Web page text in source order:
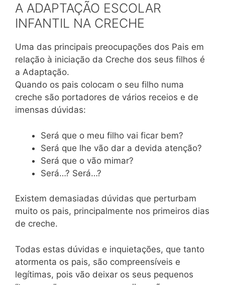
A ADAPTAÇÃO ESCOLAR
INFANTIL NA CRECHE
Uma das principais preocupações dos Pais em
relação à iniciação da Creche dos seus filhos é
a Adaptação.
Quando os pais colocam o seu filho numa
creche são portadores de vários receios e de
imensas dúvidas:
Será que o meu filho vai ficar bem?
Será que lhe vão dar a devida atenção?
Será que o vão mimar?
Será…? Será…?
Existem demasiadas dúvidas que perturbam
muito os pais, principalmente nos primeiros dias
de creche.
Todas estas dúvidas e inquietações, que tanto
atormenta os pais, são compreensíveis e
legítimas, pois vão deixar os seus pequenos